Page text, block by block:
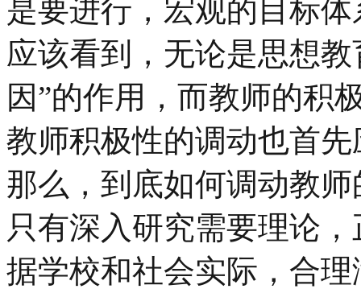
是要进行，宏观的目标
应该看到，无论是思想
因”的作用，而教师的积
教师积极性的调动也首先
那么，到底如何调动教
只有深入研究需要理论
据学校和社会实际，合